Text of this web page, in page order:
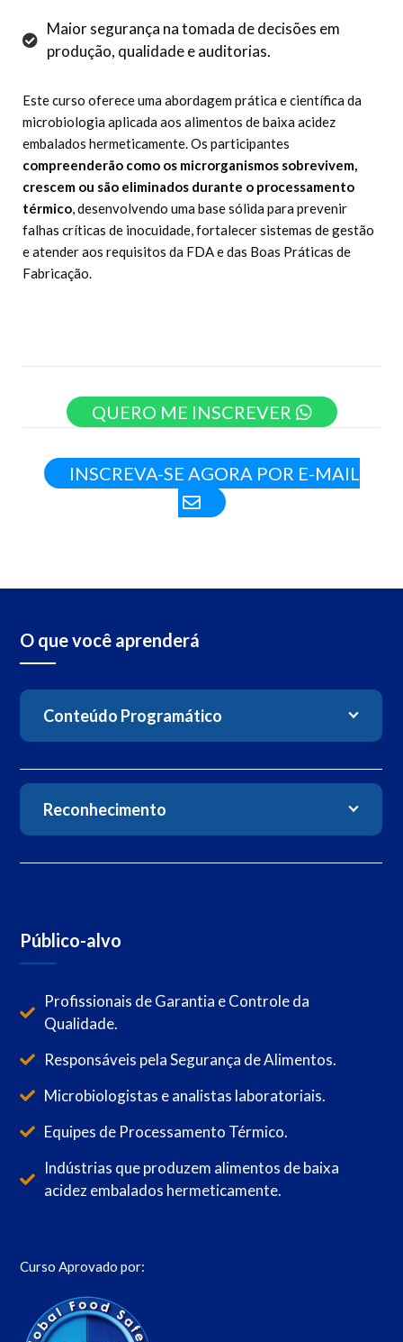
Maior segurança na tomada de decisões em
produção, qualidade e auditorias.
Este curso oferece uma abordagem prática e científica da
microbiologia aplicada aos alimentos de baixa acidez
embalados hermeticamente. Os participantes
compreenderão como os microrganismos sobrevivem,
crescem ou são eliminados durante o processamento
térmico, desenvolvendo uma base sólida para prevenir
falhas críticas de inocuidade, fortalecer sistemas de gestão
e atender aos requisitos da FDA e das Boas Práticas de
Fabricação.
QUERO ME INSCREVER
INSCREVA-SE AGORA POR E-MAIL
O que você aprenderá
Conteúdo Programático
Reconhecimento
Público-alvo
Profissionais de Garantia e Controle da
Qualidade.
Responsáveis pela Segurança de Alimentos.
Microbiologistas e analistas laboratoriais.
Equipes de Processamento Térmico.
Indústrias que produzem alimentos de baixa
acidez embalados hermeticamente.
Curso Aprovado por: